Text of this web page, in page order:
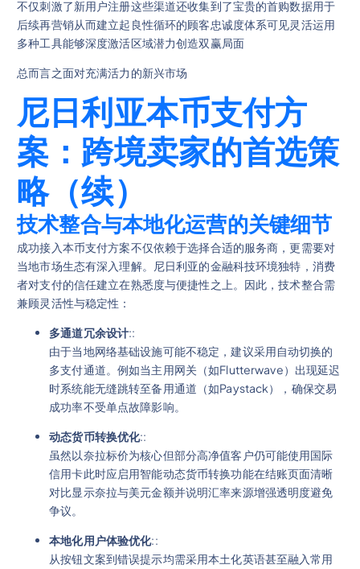
不仅刺激了新用户注册这些渠道还收集到了宝贵的首购数据用于
后续再营销从而建立起良性循环的顾客忠诚度体系可见灵活运用
多种工具能够深度激活区域潜力创造双赢局面
总而言之面对充满活力的新兴市场
尼日利亚本币支付方
案：跨境卖家的首选策
略（续）
技术整合与本地化运营的关键细节
成功接入本币支付方案不仅依赖于选择合适的服务商，更需要对
当地市场生态有深入理解。尼日利亚的金融科技环境独特，消费
者对支付的信任建立在熟悉度与便捷性之上。因此，技术整合需
兼顾灵活性与稳定性：
多通道冗余设计::
由于当地网络基础设施可能不稳定，建议采用自动切换的
多支付通道。例如当主用网关（如Flutterwave）出现延迟
时系统能无缝跳转至备用通道（如Paystack），确保交易
成功率不受单点故障影响。
动态货币转换优化::
虽然以奈拉标价为核心但部分高净值客户仍可能使用国际
信用卡此时应启用智能动态货币转换功能在结账页面清晰
对比显示奈拉与美元金额并说明汇率来源增强透明度避免
争议。
本地化用户体验优化::
从按钮文案到错误提示均需采用本土化英语甚至融入常用